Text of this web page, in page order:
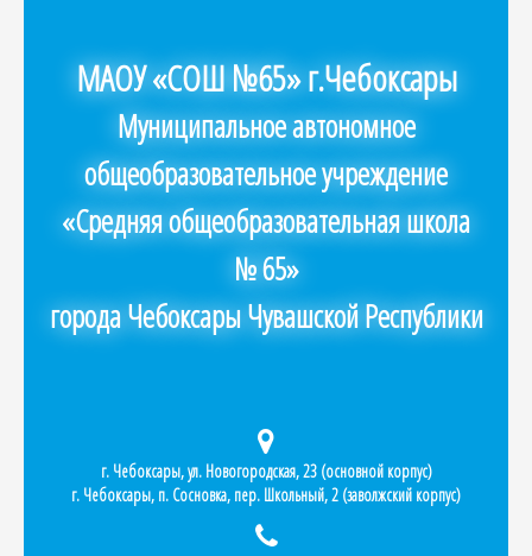
МАОУ «СОШ №65» г.Чебоксары
Муниципальное автономное
общеобразовательное учреждение
«Средняя общеобразовательная школа
№ 65»
города Чебоксары Чувашской Республики
г. Чебоксары, ул. Новогородская, 23 (основной корпус)
г. Чебоксары, п. Сосновка, пер. Школьный, 2 (заволжский корпус)